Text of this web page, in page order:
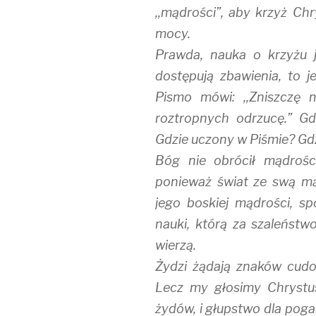
)
,,mądrości”, aby krzyż
mocy.
Prawda, nauka o
dostępują zbawienia, to
Pismo mówi: ,,Zniszczę
roztropnych odrzucę.”
Gdzie uczony w Piśmie?
Bóg nie obrócił
ponieważ świat ze swą
jego boskiej mądrości,
nauki, którą za
wierzą.
Żydzi żądają znaków
Lecz my głosimy
żydów, i głupstwo dla